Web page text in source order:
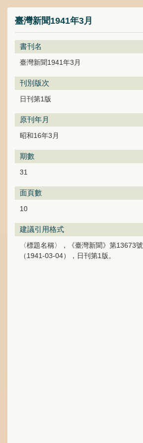
臺灣新聞1941年3月
書刊名
臺灣新聞1941年3月
刊別版次
日刊第1版
原刊年月
昭和16年3月
期數
31
面頁數
10
建議引用格式
〈標題名稱〉，《臺灣新聞》第13673號
（1941-03-04），日刊第1版。